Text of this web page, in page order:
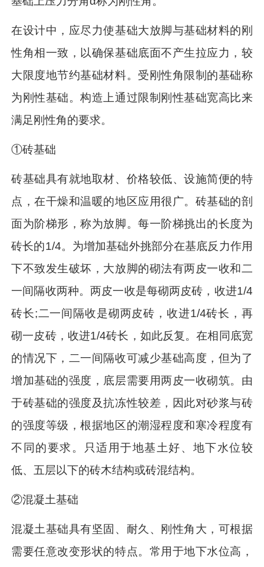
在设计中，应尽力使基础大放脚与基础材料的刚
性角相一致，以确保基础底面不产生拉应力，较
大限度地节约基础材料。受刚性角限制的基础称
为刚性基础。构造上通过限制刚性基础宽高比来
满足刚性角的要求。
①砖基础
砖基础具有就地取材、价格较低、设施简便的特
点，在干燥和温暖的地区应用很广。砖基础的剖
面为阶梯形，称为放脚。每一阶梯挑出的长度为
砖长的1/4。为增加基础外挑部分在基底反力作用
下不致发生破坏，大放脚的砌法有两皮一收和二
一间隔收两种。两皮一收是每砌两皮砖，收进1/4
砖长;二一间隔收是砌两皮砖，收进1/4砖长，再
砌一皮砖，收进1/4砖长，如此反复。在相同底宽
的情况下，二一间隔收可减少基础高度，但为了
增加基础的强度，底层需要用两皮一收砌筑。由
于砖基础的强度及抗冻性较差，因此对砂浆与砖
的强度等级，根据地区的潮湿程度和寒冷程度有
不同的要求。只适用于地基土好、地下水位较
低、五层以下的砖木结构或砖混结构。
②混凝土基础
混凝土基础具有坚固、耐久、刚性角大，可根据
需要任意改变形状的特点。常用于地下水位高，